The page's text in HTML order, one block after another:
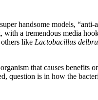
handsome models,
with a tremendous media
like Lactobacillus
that causes benefits
question is in how the